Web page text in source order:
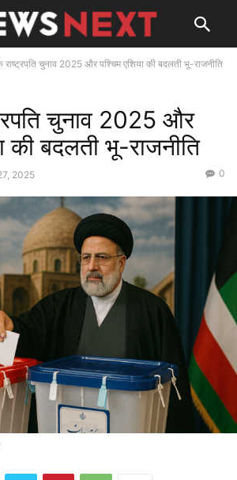
राष्ट्रपति चुनाव 2025 और पश्चिम एशिया की बदलती भू-राजनीति
चुनाव 2025 और
की बदलती भू-राजनीति
2025 0